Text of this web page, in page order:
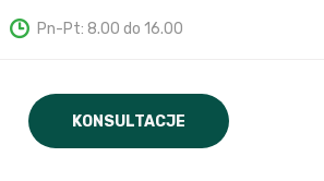
Pn-Pt: 8.00 do 16.00
KONSULTACJE